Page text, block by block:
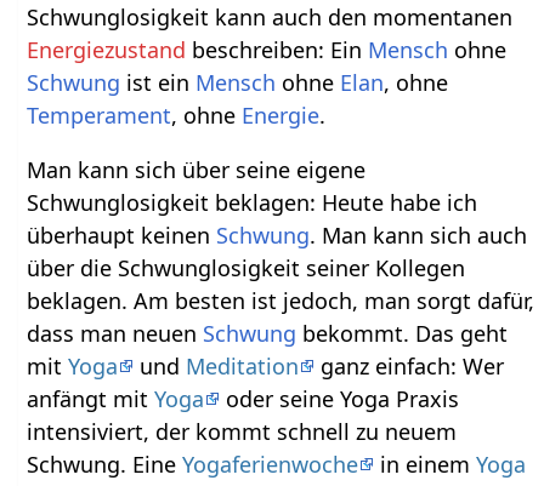
Schwunglosigkeit kann auch den momentanen
Energiezustand beschreiben: Ein Mensch ohne
Schwung ist ein Mensch ohne Elan, ohne
Temperament, ohne Energie.
Man kann sich über seine eigene
Schwunglosigkeit beklagen: Heute habe ich
überhaupt keinen Schwung. Man kann sich auch
über die Schwunglosigkeit seiner Kollegen
beklagen. Am besten ist jedoch, man sorgt dafür,
dass man neuen Schwung bekommt. Das geht
mitYoga und Meditation
ganz einfach: Wer
anfängt mitYoga
oder seine Yoga Praxis
intensiviert, der kommt schnell zu neuem
Schwung. EineYogaferienwoche in einemYoga